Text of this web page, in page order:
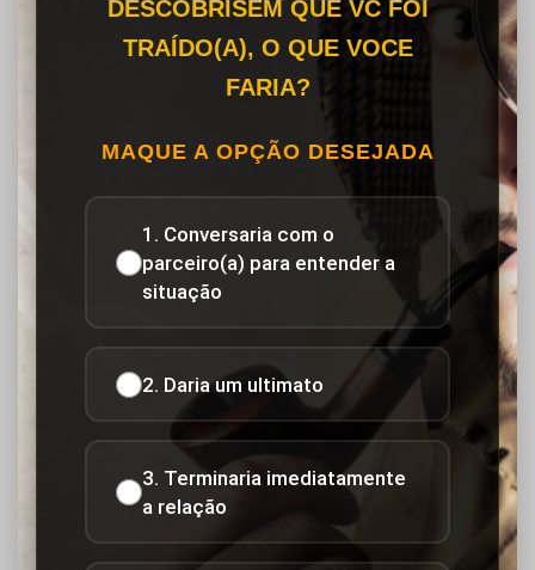
DESCOBRISEM QUE VC FOI
TRAÍDO(A), O QUE VOCE
FARIA?
MAQUE A OPÇÃO DESEJADA
1. Conversaria com o
parceiro(a) para entender a
situação
2. Daria um ultimato
3. Terminaria imediatamente
a relação